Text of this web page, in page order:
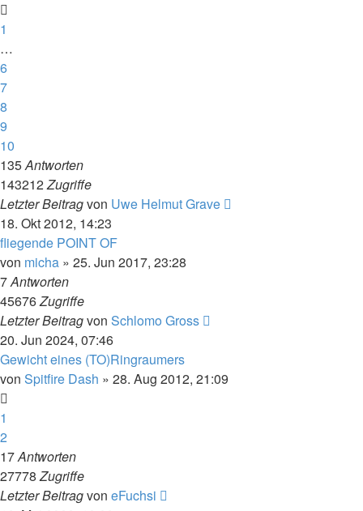
1
…
6
7
8
9
10
135Antworten
143212Zugriffe
Letzter Beitragvon Uwe Helmut Grave
18. Okt 2012, 14:23
fliegende POINT OF
von micha » 25. Jun 2017, 23:28
7Antworten
45676Zugriffe
Letzter Beitragvon Schlomo Gross
20. Jun 2024, 07:46
Gewicht eines (TO)Ringraumers
von Spitfire Dash » 28. Aug 2012, 21:09
1
2
17Antworten
27778Zugriffe
Letzter Beitragvon eFuchsi